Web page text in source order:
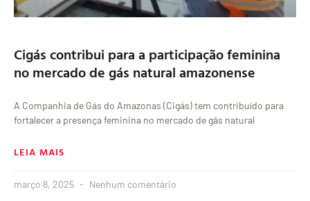
Cigás contribui para a participação feminina
no mercado de gás natural amazonense
A Companhia de Gás do Amazonas (Cigás) tem contribuído para
fortalecer a presença feminina no mercado de gás natural
LEIA MAIS
março 8, 2025 Nenhum comentário